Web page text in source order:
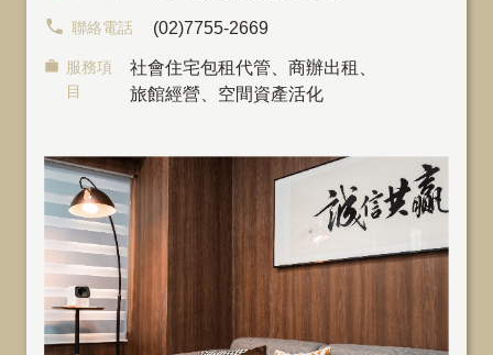
聯絡電話 (02)7755-2669
服務項
目
社會住宅包租代管 、商辦出租
旅館經營、空間資產活化